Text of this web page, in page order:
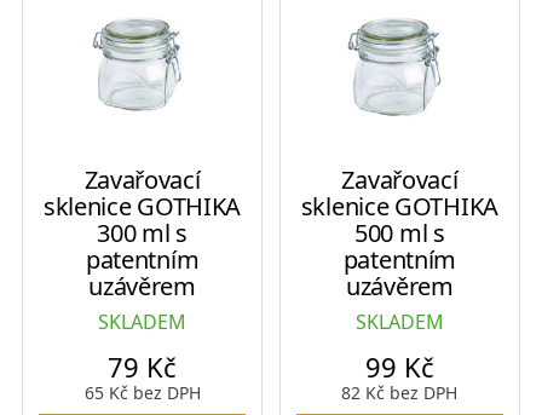
Zavařovací
sklenice GOTHIKA
300 ml s
patentním
uzávěrem
SKLADEM
79 Kč
65 Kčbez DPH
Zavařovací
sklenice GOTHIKA
500 ml s
patentním
uzávěrem
SKLADEM
99 Kč
82 Kč bez DPH